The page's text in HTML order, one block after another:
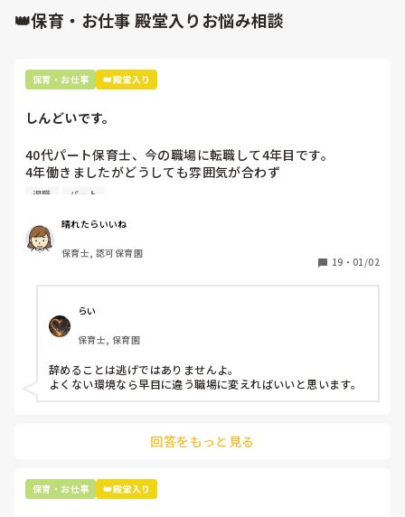
腱鞘炎になった時、勤務時間中に病院で診てもらうこともでき
ました。
子どもたちの給食は病院内で作って運ばれてきていましたが、
院内保育がスキルアップに繋がるかは分かりませんが、良いと
私の働いていた園はそんな感じでした。
👑保育・お仕事 殿堂入りお悩み相談
保育・お仕事 👑殿堂入り
しんどいです。
40代パート保育士、今の職場に転職して4年目です。
4年働きましたがどうしても雰囲気が合わず
退職しようと思っています。
周りの職員は、勤続10年以上から何十年という先生がほとん
どです。
保護者子どもの愚痴悪口が多く、
今で言う不適切保育も
仕方ないよね
もう何も言わずに
子どもの言いなりになればいいんだね
などいう意見で…
上の先生に相談することは難しそうです。
最後の職場にしようと思っていましたが
辞めることは逃げ、と、過去辞めた人も何年も言われ続けて
います
退職 パート
晴れたらいいね
保育士, 認可保育園
19 ・ 01/02
らい
保育士, 保育園
辞めることは逃げではありませんよ。
よくない環境なら早目に違う職場に変えればいいと思います。
回答をもっと見る
保育・お仕事 👑殿堂入り